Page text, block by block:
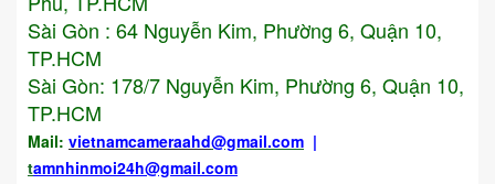
Sài Gòn : 64 Nguyễn Kim, Phường 6, Quận 10,
TP.HCM
Sài Gòn: 178/7 Nguyễn Kim, Phường 6, Quận 10,
TP.HCM
Mail: vietnamcameraahd@gmail.com |
tamnhinmoi24h@gmail.com